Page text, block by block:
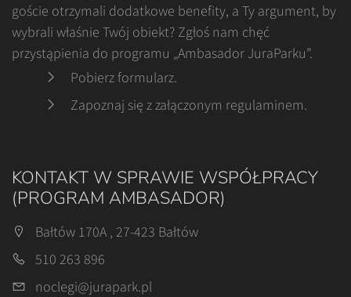
goście otrzymali dodatkowe benefity, a Ty argument, by
wybrali właśnie Twój obiekt? Zgłoś nam chęć
przystąpienia do programu „Ambasador JuraParku”.
Pobierz formularz.
Zapoznaj się z załączonym regulaminem.
KONTAKT W SPRAWIE WSPÓŁPRACY
(PROGRAM AMBASADOR)
Bałtów 170A , 27-423 Bałtów
510 263 896
noclegi@jurapark.pl